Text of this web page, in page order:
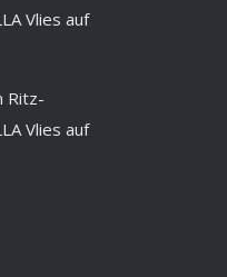
Ritz-
Vlies auf